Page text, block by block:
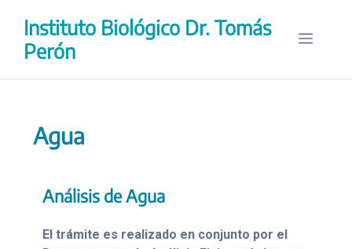
contenido
Instituto Biológico Dr. Tomás
Perón
Menú
Agua
Análisis de Agua
El trámite es realizado en conjunto por el